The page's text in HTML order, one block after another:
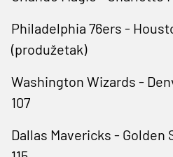
Philadelphia 76ers -
(produžetak)
Washington Wizards -
107
Dallas Mavericks - Golden